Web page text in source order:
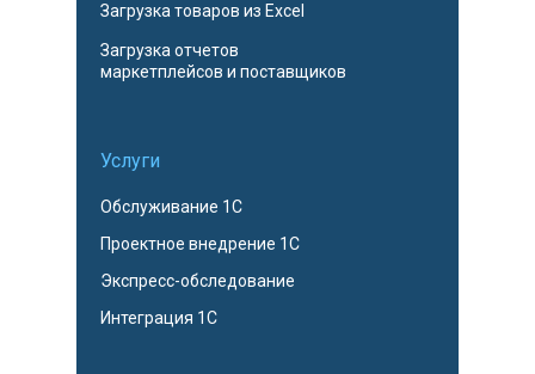
Загрузка товаров из Excel
Загрузка отчетов
маркетплейсов и поставщиков
Услуги
Обслуживание 1С
Проектное внедрение 1С
Экспресс-обследование
Интеграция 1С